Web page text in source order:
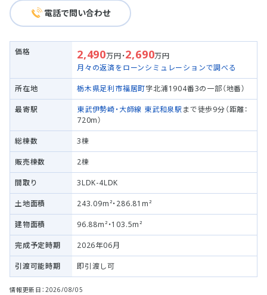
電話で問い合わせ
価格 2,490万円・2,690万円
月々の返済をローンシミュレーションで調べる
所在地 栃木県足利市福居町字北浦1904番3の一部（地番）
最寄駅 東武伊勢崎・大師線 東武和泉駅 まで徒歩9分（距離：
720m）
総棟数 3棟
販売棟数 2棟
間取り 3LDK-4LDK
土地面積 243.09m²・286.81m²
建物面積 96.88m²・103.5m²
完成予定時期 2026年06月
引渡可能時期 即引渡し可
情報更新日：2026/08/05